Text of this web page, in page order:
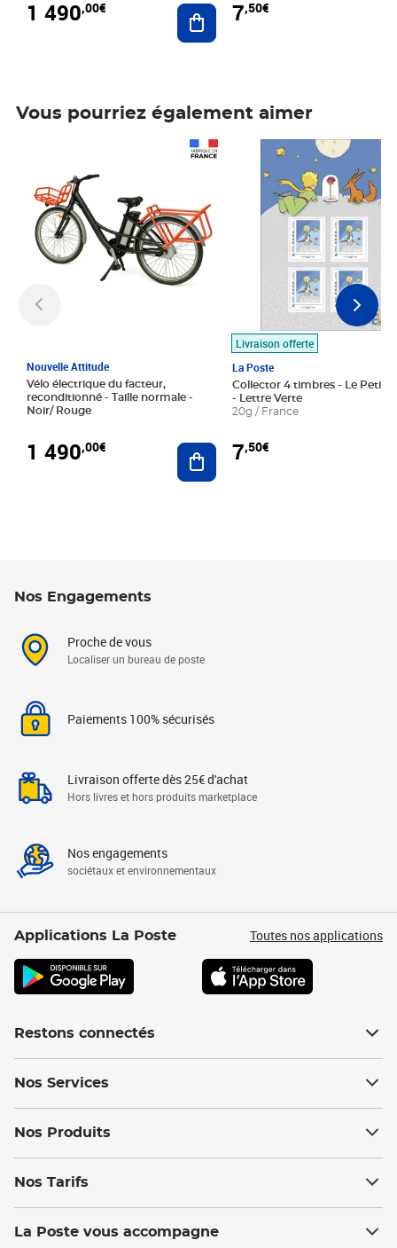
1 490,00€ Ajouter au panier
7,50€
Vous pourriez également aimer
Nouvelle Attitude
Vélo électrique du facteur,
reconditionné - Taille normale -
Noir/ Rouge
1 490,00€ Ajouter au panier
Livraison offerte
La Poste
Collector 4 timbres - Le Petit
- Lettre Verte
20g / France
7,50€
Prix 7,50€
Nos Engagements
Proche de vous
Localiser un bureau de poste
Paiements 100% sécurisés
Livraison offerte dès 25€ d'achat
Hors livres et hors produits marketplace
Nos engagements
sociétaux et environnementaux
Applications La Poste Toutes nos applications
Restons connectés
Nos Services
Nos Produits
Nos Tarifs
La Poste vous accompagne